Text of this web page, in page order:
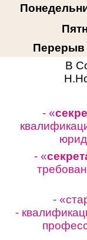
Перерыв
В
- «
- «
-
-